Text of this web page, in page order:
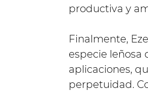
productiva y
Finalmente,
especie leñosa
aplicaciones,
perpetuidad.